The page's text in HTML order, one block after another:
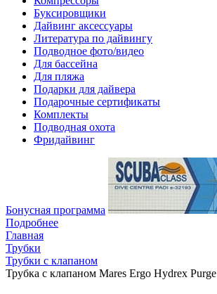
Буксировщики
Дайвинг аксессуары
Литература по дайвингу
Подводное фото/видео
Для бассейна
Для пляжа
Подарки для дайвера
Подарочные сертификаты
Комплекты
Подводная охота
Фридайвинг
Бонусная программа
Подробнее
Главная
Трубки
Трубки с клапаном
Трубка с клапаном Mares Ergo Hydrex Purge